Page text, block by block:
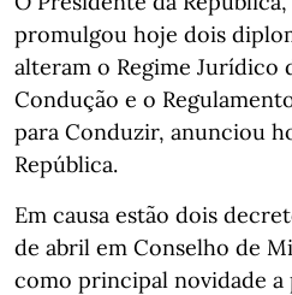
promulgou hoje dois
alteram o Regime Jurídico
Condução e o
para Conduzir, anunciou
República.
Em causa estão dois
de abril em Conselho de
como principal novidade a